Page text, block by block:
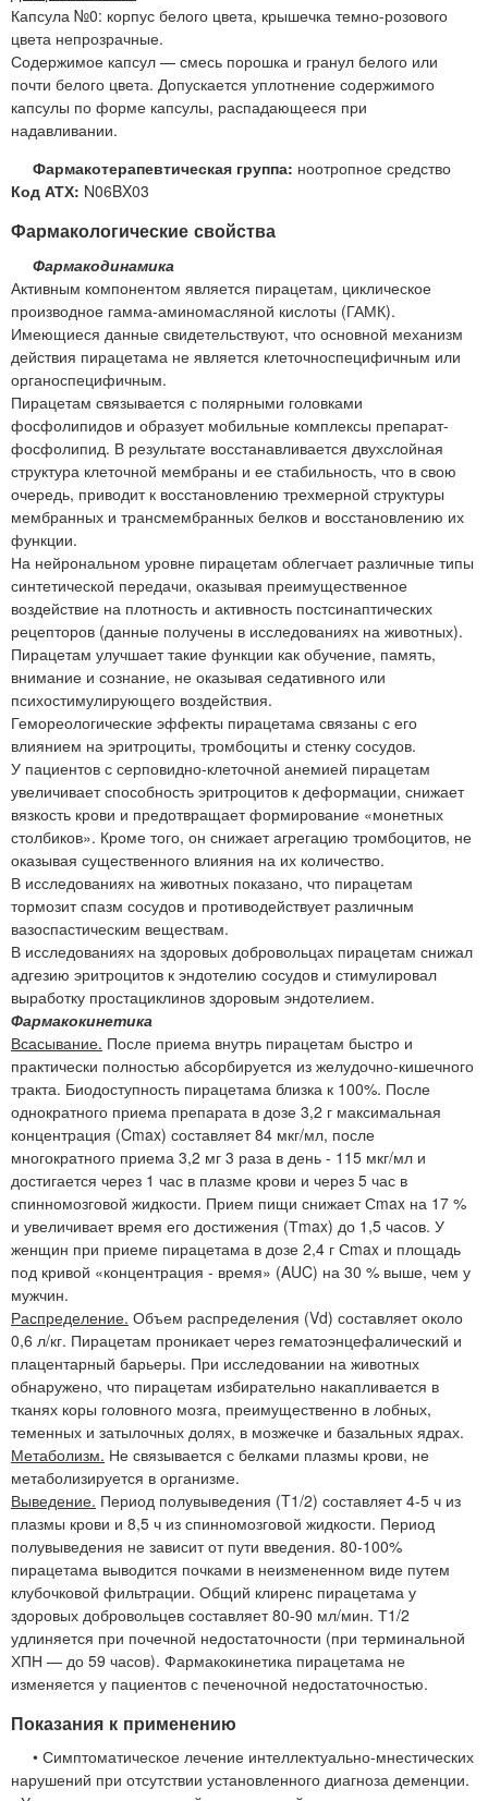
Капсула №0: корпус белого цвета, крышечка темно-розового
цвета непрозрачные.
Содержимое капсул — смесь порошка и гранул белого или
почти белого цвета. Допускается уплотнение содержимого
капсулы по форме капсулы, распадающееся при
надавливании.
Фармакотерапевтическая группа: ноотропное средство
Код АТХ: N06BX03
Фармакологические свойства
Фармакодинамика
Активным компонентом является пирацетам, циклическое
производное гамма-аминомасляной кислоты (ГАМК).
Имеющиеся данные свидетельствуют, что основной механизм
действия пирацетама не является клеточноспецифичным или
органоспецифичным.
Пирацетам связывается с полярными головками
фосфолипидов и образует мобильные комплексы препарат-
фосфолипид. В результате восстанавливается двухслойная
структура клеточной мембраны и ее стабильность, что в свою
очередь, приводит к восстановлению трехмерной структуры
мембранных и трансмембранных белков и восстановлению их
функции.
На нейрональном уровне пирацетам облегчает различные типы
синтетической передачи, оказывая преимущественное
воздействие на плотность и активность постсинаптических
рецепторов (данные получены в исследованиях на животных).
Пирацетам улучшает такие функции как обучение, память,
внимание и сознание, не оказывая седативного или
психостимулирующего воздействия.
Гемореологические эффекты пирацетама связаны с его
влиянием на эритроциты, тромбоциты и стенку сосудов.
У пациентов с серповидно-клеточной анемией пирацетам
увеличивает способность эритроцитов к деформации, снижает
вязкость крови и предотвращает формирование «монетных
столбиков». Кроме того, он снижает агрегацию тромбоцитов, не
оказывая существенного влияния на их количество.
В исследованиях на животных показано, что пирацетам
тормозит спазм сосудов и противодействует различным
вазоспастическим веществам.
В исследованиях на здоровых добровольцах пирацетам снижал
адгезию эритроцитов к эндотелию сосудов и стимулировал
выработку простациклинов здоровым эндотелием.
Фармакокинетика
Всасывание. После приема внутрь пирацетам быстро и
практически полностью абсорбируется из желудочно-кишечного
тракта. Биодоступность пирацетама близка к 100%. После
однократного приема препарата в дозе 3,2 г максимальная
концентрация (Cmax) составляет 84 мкг/мл, после
многократного приема 3,2 мг 3 раза в день - 115 мкг/мл и
достигается через 1 час в плазме крови и через 5 час в
спинномозговой жидкости. Прием пищи снижает Сmax на 17 %
и увеличивает время его достижения (Тmax) до 1,5 часов. У
женщин при приеме пирацетама в дозе 2,4 г Сmax и площадь
под кривой «концентрация - время» (AUC) на 30 % выше, чем у
мужчин.
Распределение. Объем распределения (Vd) составляет около
0,6 л/кг. Пирацетам проникает через гематоэнцефалический и
плацентарный барьеры. При исследовании на животных
обнаружено, что пирацетам избирательно накапливается в
тканях коры головного мозга, преимущественно в лобных,
теменных и затылочных долях, в мозжечке и базальных ядрах.
Метаболизм. Не связывается с белками плазмы крови, не
метаболизируется в организме.
Выведение. Период полувыведения (T1/2) составляет 4-5 ч из
плазмы крови и 8,5 ч из спинномозговой жидкости. Период
полувыведения не зависит от пути введения. 80-100%
пирацетама выводится почками в неизмененном виде путем
клубочковой фильтрации. Общий клиренс пирацетама у
здоровых добровольцев составляет 80-90 мл/мин. Т1/2
удлиняется при почечной недостаточности (при терминальной
ХПН — до 59 часов). Фармакокинетика пирацетама не
изменяется у пациентов с печеночной недостаточностью.
Показания к применению
• Симптоматическое лечение интеллектуально-мнестических
нарушений при отсутствии установленного диагноза деменции.